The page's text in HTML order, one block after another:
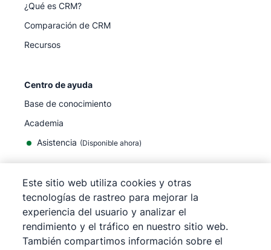
¿Qué es CRM?
Comparación de CRM
Recursos
Centro de ayuda
Base de conocimiento
Academia
Asistencia (Disponible ahora)
©2026Pipedrive
Pipedrive
Términos de servicio
Pipedrive
Aviso de privacidad
Este sitio web utiliza cookies y otras
tecnologías de rastreo para mejorar la
experiencia del usuario y analizar el
rendimiento y el tráfico en nuestro sitio web.
También compartimos información sobre el